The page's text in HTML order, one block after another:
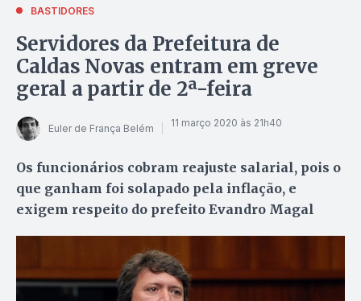
BASTIDORES
Servidores da Prefeitura de
Caldas Novas entram em greve
geral a partir de 2ª-feira
Euler de França Belém 11 março 2020 às 21h40
Os funcionários cobram reajuste salarial, pois o
que ganham foi solapado pela inflação, e
exigem respeito do prefeito Evandro Magal